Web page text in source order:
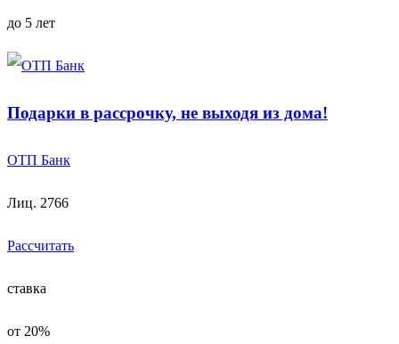
до 5 лет
Подарки в рассрочку, не выходя из дома!
ОТП Банк
Лиц. 2766
Рассчитать
ставка
от 20%